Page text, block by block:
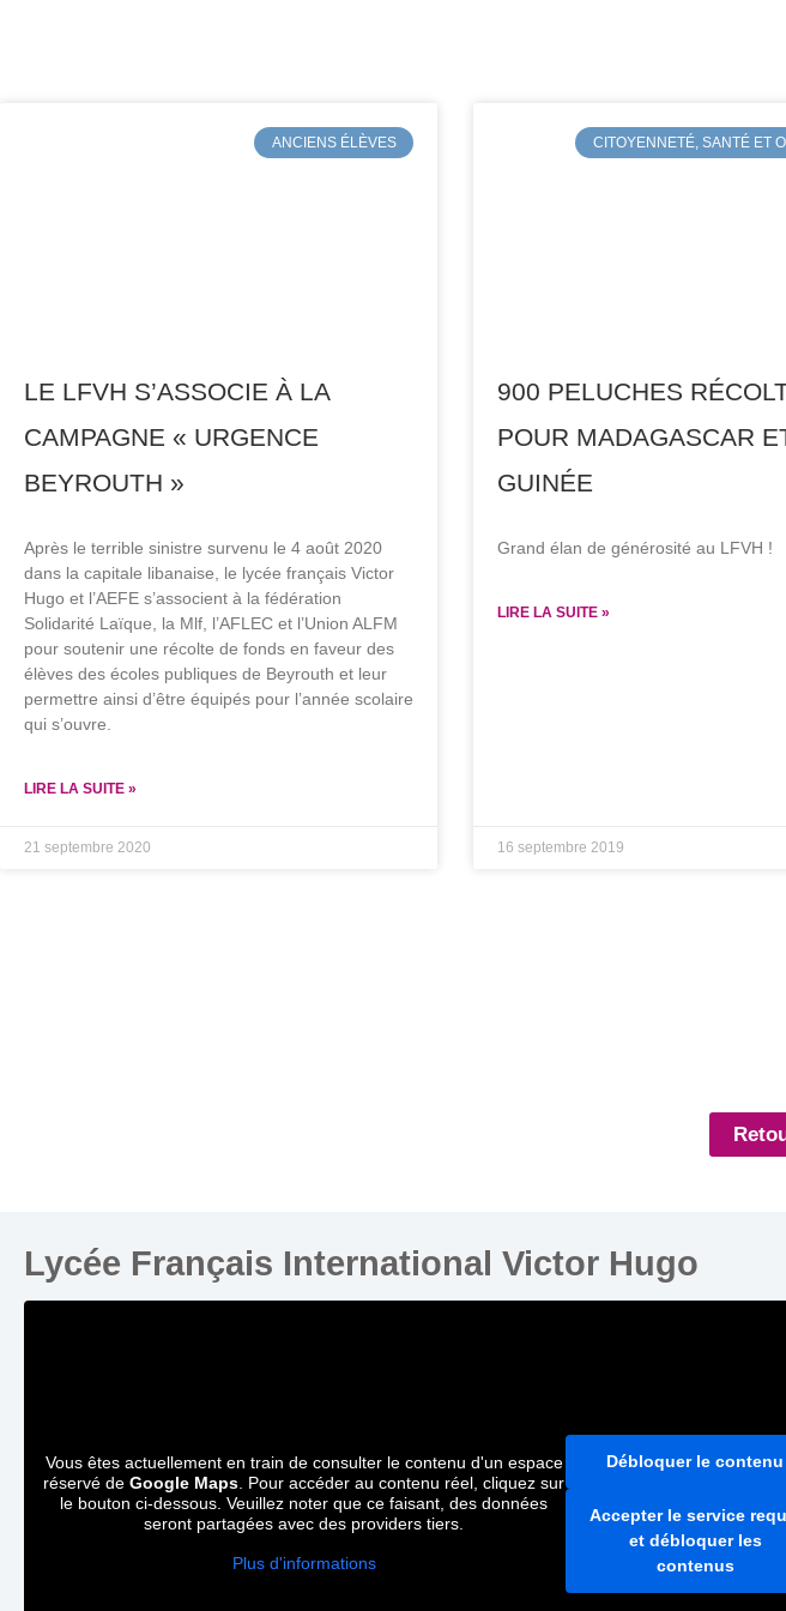
ANCIENS ÉLÈVES
LE LFVH S’ASSOCIE À LA
CAMPAGNE « URGENCE
BEYROUTH »
Après le terrible sinistre survenu le 4 août 2020
dans la capitale libanaise, le lycée français Victor
Hugo et l’AEFE s’associent à la fédération
Solidarité Laïque, la Mlf, l’AFLEC et l’Union ALFM
pour soutenir une récolte de fonds en faveur des
élèves des écoles publiques de Beyrouth et leur
permettre ainsi d’être équipés pour l’année scolaire
qui s’ouvre.
LIRE LA SUITE »
21 septembre 2020
CITOYENNETÉ, SANTÉ ET
900 PELUCHES
POUR MADAGASCAR
GUINÉE
Grand élan de générosité au LFVH !
LIRE LA SUITE »
16 septembre 2019
Lycée Français International Victor Hugo
Vous êtes actuellement en train de consulter le contenu d'un espace
réservé deGoogle Maps. Pour accéder au contenu réel, cliquez sur
le bouton ci-dessous. Veuillez noter que ce faisant, des données
seront partagées avec des providers tiers.
Plus d'informations
Débloquer le contenu
Accepter le service
et débloquer les
contenus